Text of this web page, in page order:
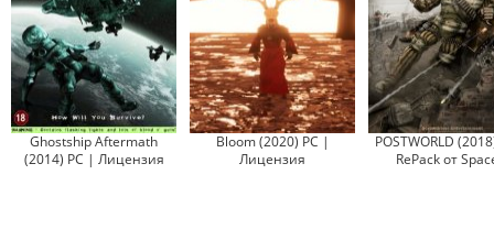
Ghostship Aftermath
(2014) PC | Лицензия
Bloom (2020) PC |
Лицензия
POSTWORLD
RePack от